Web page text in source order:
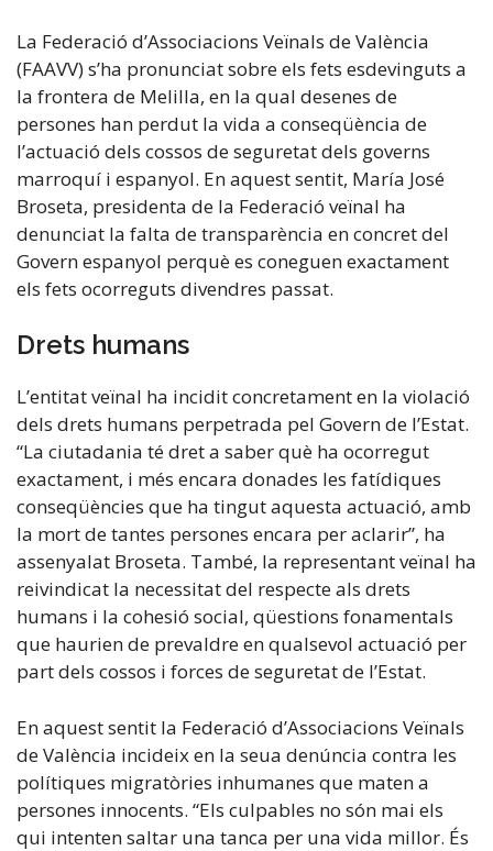
La Federació d’Associacions Veïnals de València
(FAAVV) s’ha pronunciat sobre els fets esdevinguts a
la frontera de Melilla, en la qual desenes de
persones han perdut la vida a conseqüència de
l’actuació dels cossos de seguretat dels governs
marroquí i espanyol. En aquest sentit, María José
Broseta, presidenta de la Federació veïnal ha
denunciat la falta de transparència en concret del
Govern espanyol perquè es coneguen exactament
els fets ocorreguts divendres passat.
Drets humans
L’entitat veïnal ha incidit concretament en la violació
dels drets humans perpetrada pel Govern de l’Estat.
“La ciutadania té dret a saber què ha ocorregut
exactament, i més encara donades les fatídiques
conseqüències que ha tingut aquesta actuació, amb
la mort de tantes persones encara per aclarir”, ha
assenyalat Broseta. També, la representant veïnal ha
reivindicat la necessitat del respecte als drets
humans i la cohesió social, qüestions fonamentals
que haurien de prevaldre en qualsevol actuació per
part dels cossos i forces de seguretat de l’Estat.
En aquest sentit la Federació d’Associacions Veïnals
de València incideix en la seua denúncia contra les
polítiques migratòries inhumanes que maten a
persones innocents. “Els culpables no són mai els
qui intenten saltar una tanca per una vida millor. És